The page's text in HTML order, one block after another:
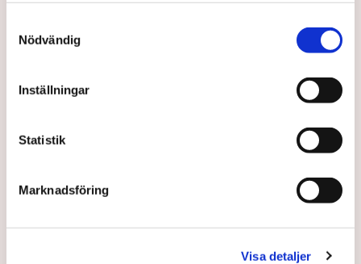
Nödvändig
Inställningar
Statistik
Marknadsföring
Visa detaljer
elnätsföretagens intäktsramar beräknas framöver", säger